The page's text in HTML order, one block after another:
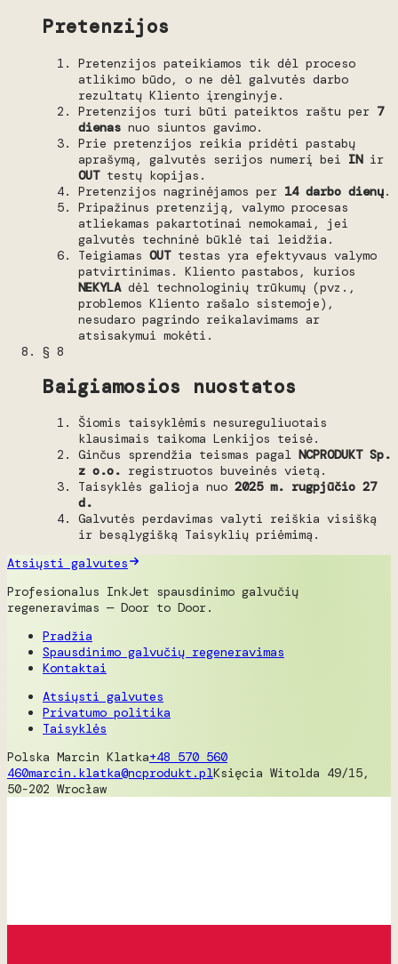
Pretenzijos
Pretenzijos pateikiamos tik dėl proceso
atlikimo būdo, o ne dėl galvutės darbo
rezultatų Kliento įrenginyje.
Pretenzijos turi būti pateiktos raštu per 7
dienas nuo siuntos gavimo.
Prie pretenzijos reikia pridėti pastabų
aprašymą, galvutės serijos numerį bei INir
OUTtestų kopijas.
Pretenzijos nagrinėjamos per 14 darbo dienų.
Pripažinus pretenziją, valymo procesas
atliekamas pakartotinai nemokamai, jei
galvutės techninė būklė tai leidžia.
Teigiamas OUTtestas yra efektyvaus valymo
patvirtinimas. Kliento pastabos, kurios
NEKYLAdėl technologinių trūkumų (pvz.,
problemos Kliento rašalo sistemoje),
nesudaro pagrindo reikalavimams ar
atsisakymui mokėti.
§ 8
Baigiamosios nuostatos
Šiomis taisyklėmis nesureguliuotais
klausimais taikoma Lenkijos teisė.
Ginčus sprendžia teismas pagal NCPRODUKT Sp.
z o.o. registruotos buveinės vietą.
Taisyklės galioja nuo 2025 m. rugpjūčio 27
d.
Galvutės perdavimas valyti reiškia visišką
ir besąlygišką Taisyklių priėmimą.
Atsiųsti galvutes
Profesionalus InkJet spausdinimo galvučių
regeneravimas — Door to Door.
Pradžia
Spausdinimo galvučių regeneravimas
Kontaktai
Atsiųsti galvutes
Privatumo politika
Taisyklės
Polska Marcin Klatka+48 570 560
460marcin.klatka@ncprodukt.plKsięcia Witolda 49/15,
50-202 Wrocław